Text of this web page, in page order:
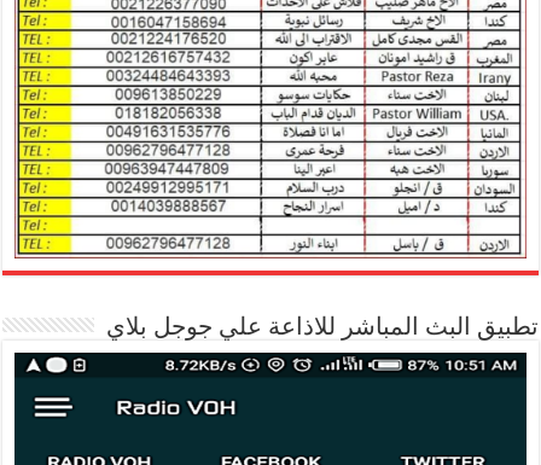
تطبيق البث المباشر للاذاعة علي جوجل بلاي